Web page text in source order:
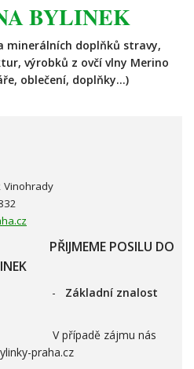
BYLINEK
minerálních doplňků stravy,
výrobků z ovčí vlny Merino
oblečení, doplňky...)
2 Vinohrady
321 832
PŘIJMEME POSILU DO
- Základní znalost
případě zájmu nás
praha.cz